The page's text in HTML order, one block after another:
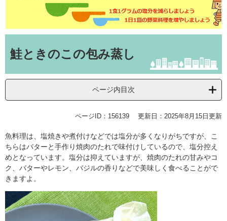
文鮭ときのこの包み蒸し
ページ内目次
ページID：156139 更新日：2025年8月15日更新
魚料理は、塩焼きや煮付けなどでは塩分が多くなりがちですが、こ
ちらはバターと手作り焼肉のたれで味付けしているので、塩分控え
めとなっています。塩分は抑えていますが、焼肉のたれの甘みやコ
ク、バターやレモン、バジルの香りなどで美味しく食べることがで
きますよ。